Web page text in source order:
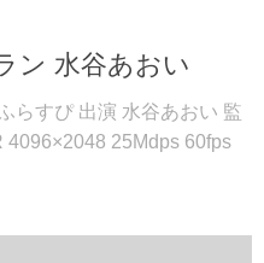
ン 水谷あおい
らすぴ 出演 水谷あおい 監
4096×2048 25Mdps 60fps